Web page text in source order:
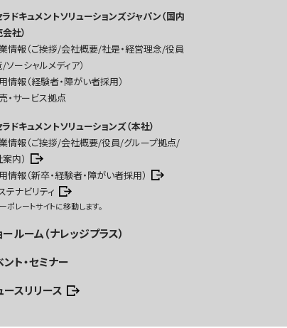
ドキュメントソリューションズジャパン（国内
社）
情報（ご挨拶/会社概要/社是・経営理念/役員
ソーシャルメディア）
情報（経験者・障がい者採用）
・サービス拠点
ドキュメントソリューションズ（本社）
情報（ご挨拶/会社概要/役員/グループ拠点/
内）
情報（新卒・経験者・障がい者採用）
テナビリティ
ポレートサイトに移動します。
ールーム（ナレッジプラス）
ント・セミナー
ースリリース